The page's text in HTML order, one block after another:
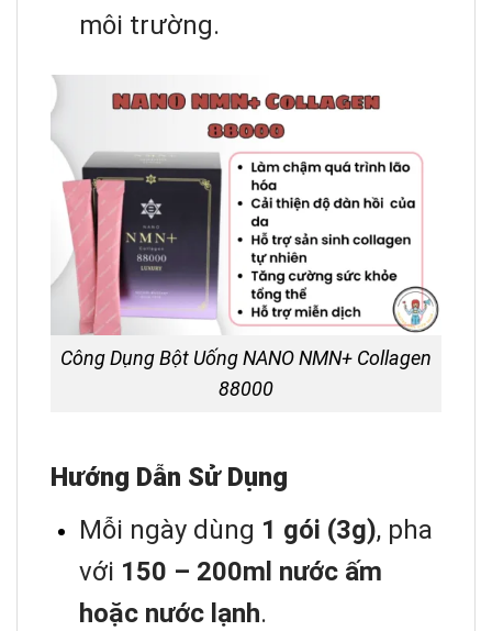
môi trường.
Công Dụng Bột Uống NANO NMN+ Collagen
88000
Hướng Dẫn Sử Dụng
Mỗi ngày dùng 1 gói (3g), pha
với 150 – 200ml nước ấm
hoặc nước lạnh.